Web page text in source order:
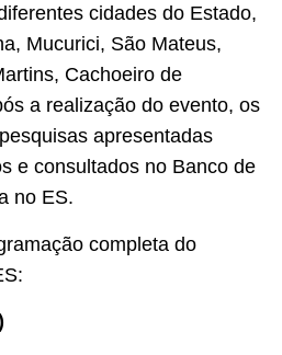
cidades do Estado,
Mucurici, São Mateus,
Cachoeiro de
a realização do evento, os
apresentadas
e consultados no Banco de
no ES.
completa do